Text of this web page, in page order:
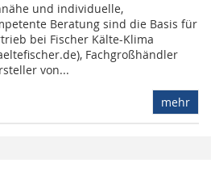
und individuelle,
Beratung sind die Basis für
bei Fischer Kälte-Klima
Fachgroßhändler
von...
mehr